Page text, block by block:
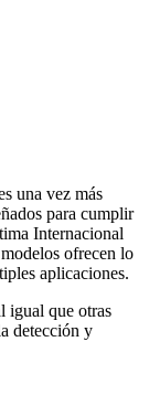
una vez más
para cumplir
Internacional
ofrecen lo
aplicaciones.
igual que otras
detección y